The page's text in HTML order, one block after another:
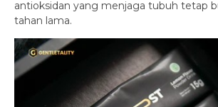
antioksidan yang menjaga tubuh tetap
tahan lama.